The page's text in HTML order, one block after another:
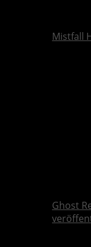
Mistfall
Ghost